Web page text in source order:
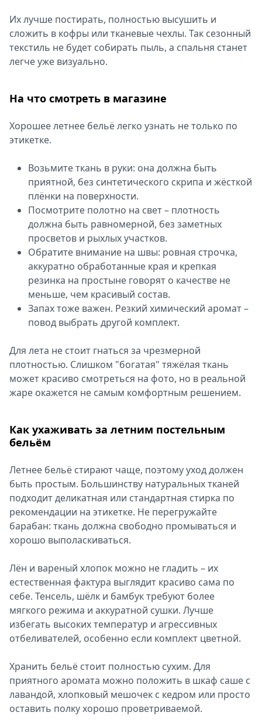
Их лучше постирать, полностью высушить и
сложить в кофры или тканевые чехлы. Так сезонный
текстиль не будет собирать пыль, а спальня станет
легче уже визуально.
На что смотреть в магазине
Хорошее летнее бельё легко узнать не только по
этикетке.
Возьмите ткань в руки: она должна быть
приятной, без синтетического скрипа и жёсткой
плёнки на поверхности.
Посмотрите полотно на свет – плотность
должна быть равномерной, без заметных
просветов и рыхлых участков.
Обратите внимание на швы: ровная строчка,
аккуратно обработанные края и крепкая
резинка на простыне говорят о качестве не
меньше, чем красивый состав.
Запах тоже важен. Резкий химический аромат –
повод выбрать другой комплект.
Для лета не стоит гнаться за чрезмерной
плотностью. Слишком "богатая" тяжёлая ткань
может красиво смотреться на фото, но в реальной
жаре окажется не самым комфортным решением.
Как ухаживать за летним постельным
бельём
Летнее бельё стирают чаще, поэтому уход должен
быть простым. Большинству натуральных тканей
подходит деликатная или стандартная стирка по
рекомендации на этикетке. Не перегружайте
барабан: ткань должна свободно промываться и
хорошо выполаскиваться.
Лён и вареный хлопок можно не гладить – их
естественная фактура выглядит красиво сама по
себе. Тенсель, шёлк и бамбук требуют более
мягкого режима и аккуратной сушки. Лучше
избегать высоких температур и агрессивных
отбеливателей, особенно если комплект цветной.
Хранить бельё стоит полностью сухим. Для
приятного аромата можно положить в шкаф саше с
лавандой, хлопковый мешочек с кедром или просто
оставить полку хорошо проветриваемой.